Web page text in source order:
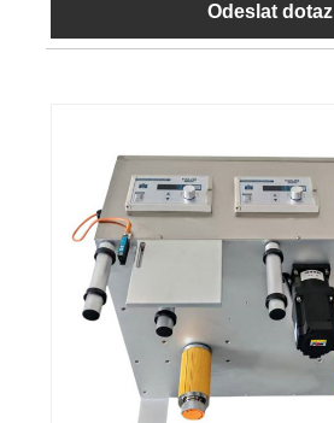
Odeslat dotaz